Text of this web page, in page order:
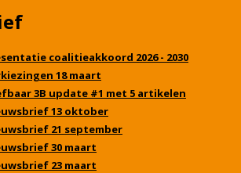
coalitieakkoord 2026 - 2030
18 maart
3B update #1 met 5 artikelen
13 oktober
21 september
30 maart
23 maart